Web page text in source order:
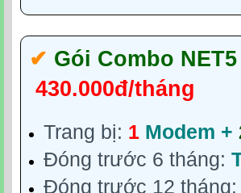
✔‎ Gói Combo NET5
430.000đ/tháng
Trang bị: 1 Modem +
Đóng trước 6 tháng:
Đóng trước 12 tháng: